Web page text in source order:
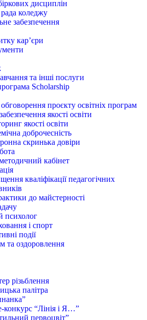
дисциплін
коледжу
забезпечення
кар’єри
та інші послуги
Scholarship
проєкту освітніх програм
якості освіти
якості освіти
доброчесність
скринька довіри
кабінет
кваліфікації педагогічних
до майстерності
психолог
і спорт
події
та оздоровлення
різьблення
палітра
конкурс “Лінія і Я…”
первоцвіт”